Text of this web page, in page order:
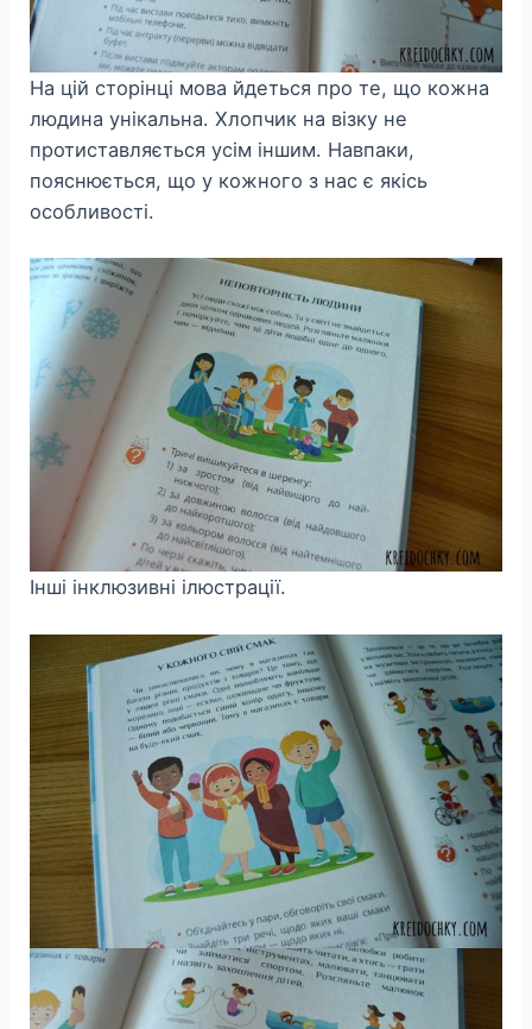
На цій сторінці мова йдеться про те, що кожна
людина унікальна. Хлопчик на візку не
протиставляється усім іншим. Навпаки,
пояснюється, що у кожного з нас є якісь
особливості.
Інші інклюзивні ілюстрації.